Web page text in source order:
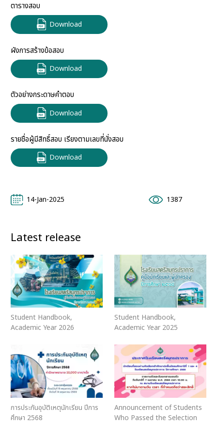
ตารางสอบ
Download
ผังการสร้างข้อสอบ
Download
ตัวอย่างกระดาษคำตอบ
Download
รายชื่อผู้มีสิทธิ์สอบ เรียงตามเลขที่นั่งสอบ
Download
14-Jan-2025 1387
Latest release
Student Handbook,
Academic Year 2026
Student Handbook,
Academic Year 2025
การประกันอุบัติเหตุนักเรียน ปีการ
ศึกษา 2568
Announcement of Students
Who Passed the Selection